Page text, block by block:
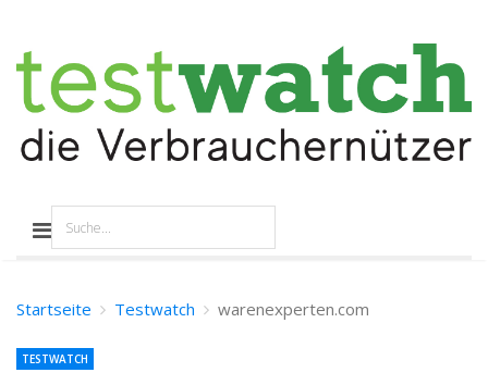
Startseite Testwatch warenexperten.com
TESTWATCH